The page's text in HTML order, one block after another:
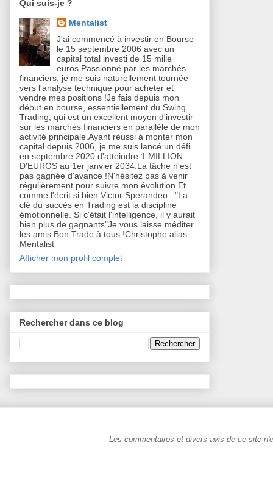
Qui suis-je ?
Mentalist
J'ai commencé à investir en Bourse
le 15 septembre 2006 avec un
capital total investi de 15 mille
euros.Passionné par les marchés
financiers, je me suis naturellement tournée
vers l'analyse technique pour acheter et
vendre mes positions !Je fais depuis mon
début en bourse, essentiellement du Swing
Trading, qui est un excellent moyen d'investir
sur les marchés financiers en parallèle de mon
activité principale.Ayant réussi à monter mon
capital depuis 2006, je me suis lancé un défi
en septembre 2020 d'atteindre 1 MILLION
D'EUROS au 1er janvier 2034.La tâche n'est
pas gagnée d'avance !N'hésitez pas à venir
régulièrement pour suivre mon évolution.Et
comme l'écrit si bien Victor Sperandeo : "La
clé du succès en Trading est la discipline
émotionnelle. Si c'était l'intelligence, il y aurait
bien plus de gagnants"Je vous laisse méditer
les amis.Bon Trade à tous !Christophe alias
Mentalist
Afficher mon profil complet
Rechercher dans ce blog
Les commentaires et divers avis de ce site